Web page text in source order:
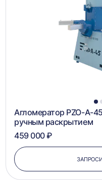
1
Агломератор PZO-А-
ручным раскрытием
459 000 ₽